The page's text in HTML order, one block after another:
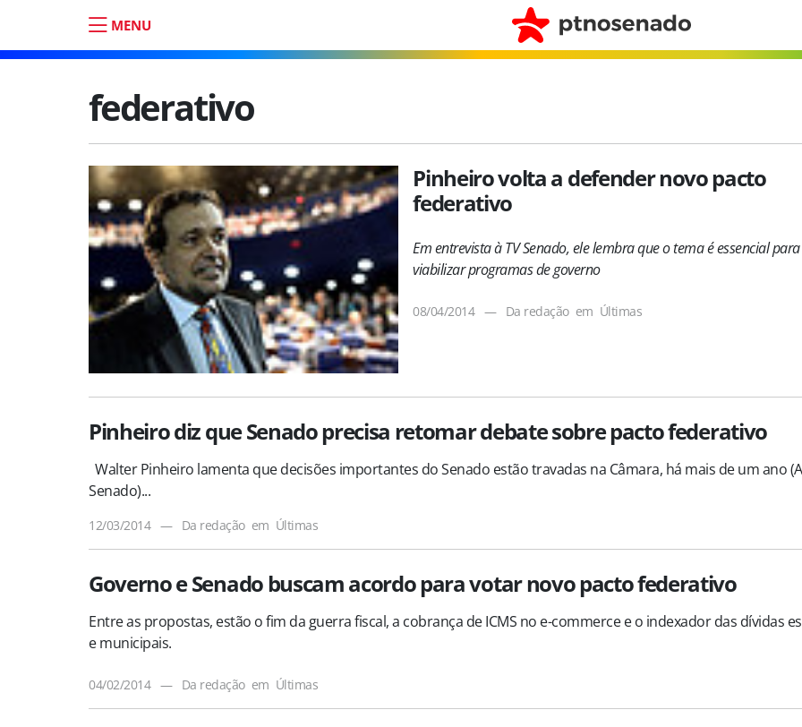
MENU
federativo
Pinheiro volta a defender novo pacto
federativo
Em entrevista à TV Senado, ele lembra que o tema é essencial para
viabilizar programas de governo
08/04/2014 — Da redação em Últimas
Pinheiro diz que Senado precisa retomar debate sobre pacto federativo
Walter Pinheiro lamenta que decisões importantes do Senado estão travadas na Câmara, há mais de um ano
Senado)...
12/03/2014 — Da redação em Últimas
Governo e Senado buscam acordo para votar novo pacto federativo
Entre as propostas, estão o fim da guerra fiscal, a cobrança de ICMS no e-commerce e o indexador das dívidas
e municipais.
04/02/2014 — Da redação em Últimas